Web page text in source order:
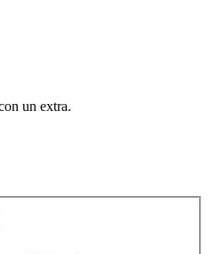
un extra.